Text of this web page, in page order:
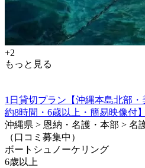
+2
もっと見る
1日貸切プラン【沖縄本島北部・
約8時間・6歳以上・簡易映像付】
沖縄県 > 恩納・名護・本部 > 名
（口コミ募集中）
ボートシュノーケリング
6歳以上